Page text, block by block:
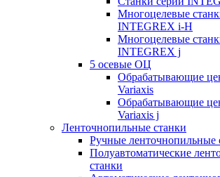
Многоцелевые
INTEGREX i-H
Многоцелевые
INTEGREX j
5 осевые ОЦ
Обрабатывающие
Variaxis
Обрабатывающие
Variaxis j
Ленточнопильные станки
Ручные ленточнопильные
Полуавтоматические
станки